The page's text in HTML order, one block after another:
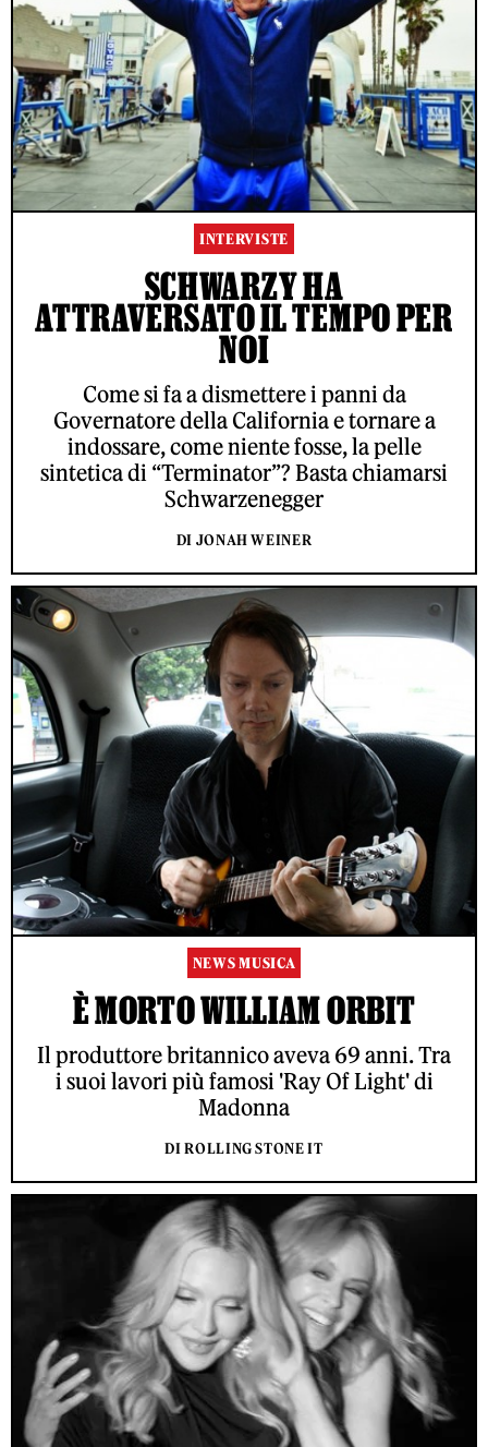
INTERVISTE
SCHWARZY HA
ATTRAVERSATO IL TEMPO PER
NOI
Come si fa a dismettere i panni da
Governatore della California e tornare a
indossare, come niente fosse, la pelle
sintetica di “Terminator”? Basta chiamarsi
Schwarzenegger
DI JONAH WEINER
NEWS MUSICA
È MORTO WILLIAM ORBIT
Il produttore britannico aveva 69 anni. Tra
i suoi lavori più famosi 'Ray Of Light' di
Madonna
DI ROLLING STONE IT